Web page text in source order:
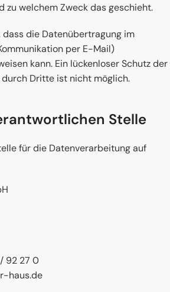
zu welchem Zweck das geschieht.
dass die Datenübertragung im
per E-Mail)
kann. Ein lückenloser Schutz der
Dritte ist nicht möglich.
Stelle
für die Datenverarbeitung auf
92 27 0
haus.de